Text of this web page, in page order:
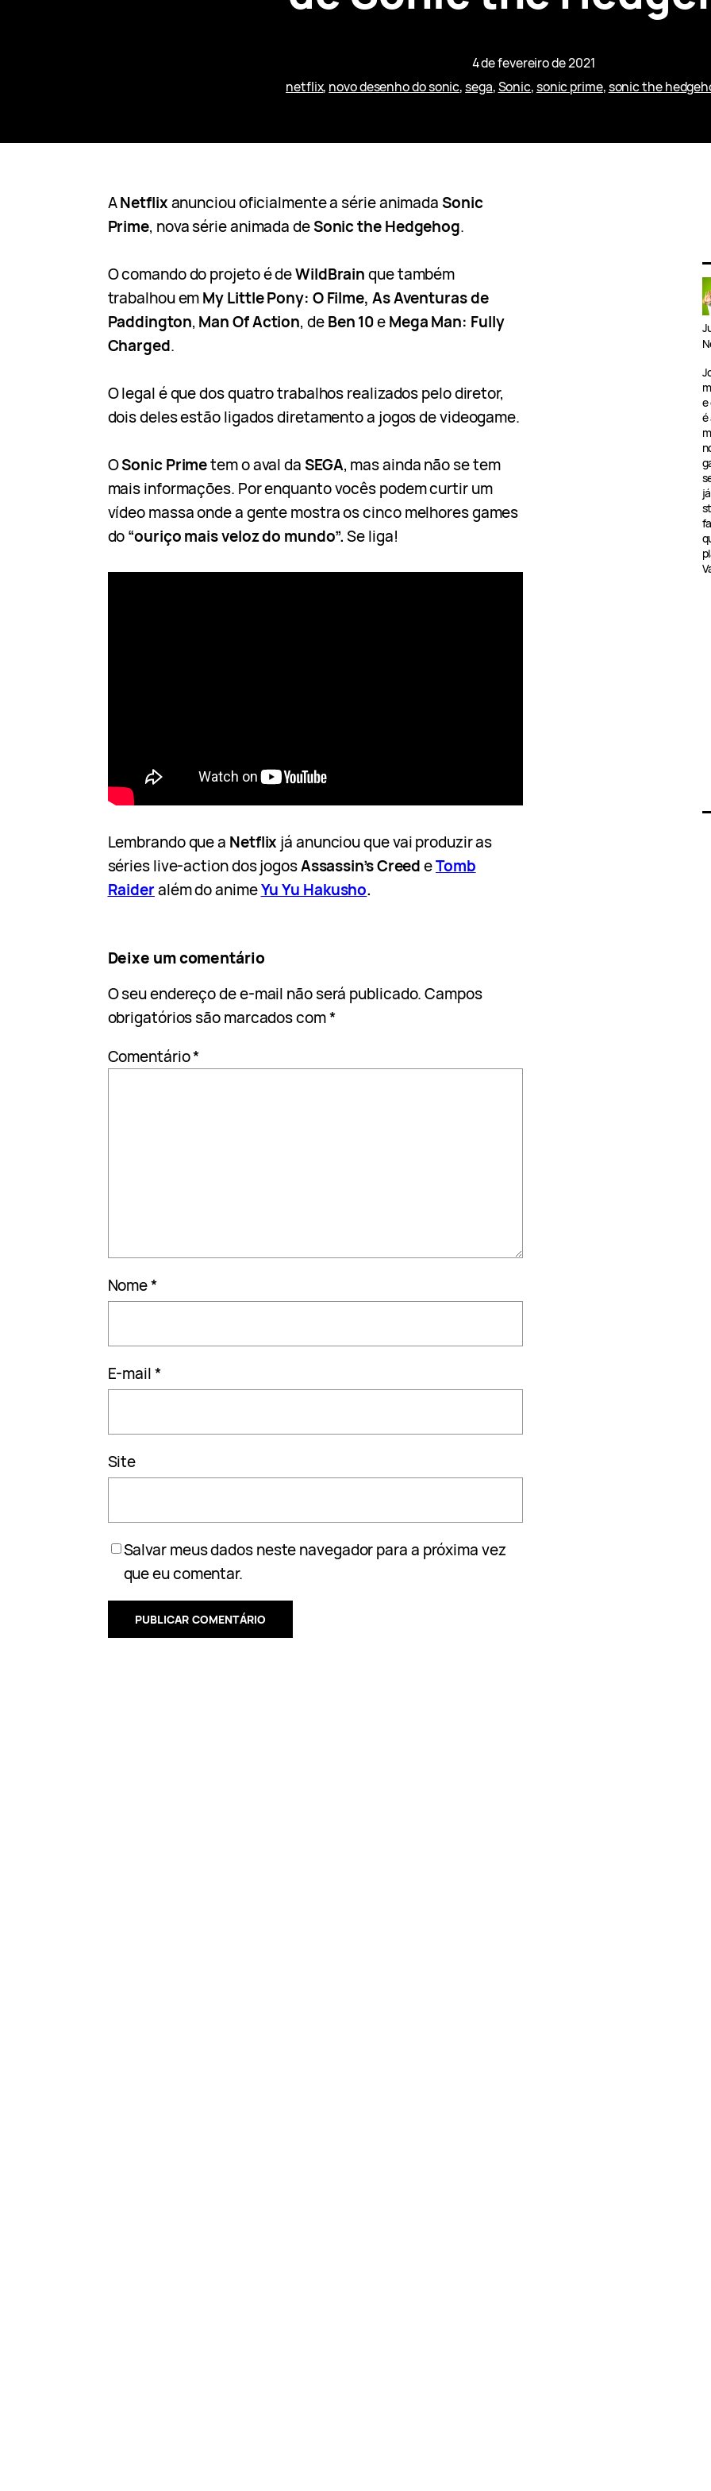
4 de fevereiro de 2021
netflix, novo desenho do sonic, sega, Sonic, sonic prime, sonic the
ANetflixanunciou oficialmente a série animada Sonic
Prime, nova série animada deSonic the Hedgehog.
O comando do projeto é deWildBrainque também
trabalhou emMy Little Pony: O Filme, As Aventuras de
Paddington, Man Of Action, deBen 10eMega Man: Fully
Charged.
O legal é que dos quatro trabalhos realizados pelo diretor,
dois deles estão ligados diretamento a jogos de videogame.
OSonic Primetem o aval da SEGA, mas ainda não se tem
mais informações. Por enquanto vocês podem curtir um
vídeo massa onde a gente mostra os cinco melhores games
do“ouriço mais veloz do mundo”.Se liga!
Lembrando que a Netflix já anunciou que vai produzir as
séries live-action dos jogosAssassin’s CreedeTomb
Raideralém do animeYu Yu Hakusho.
Deixe um comentário
O seu endereço de e-mail não será publicado. Campos
obrigatórios são marcados com*
Comentário*
Nome*
E-mail*
Site
Salvar meus dados neste navegador para a próxima vez
que eu comentar.
e
é